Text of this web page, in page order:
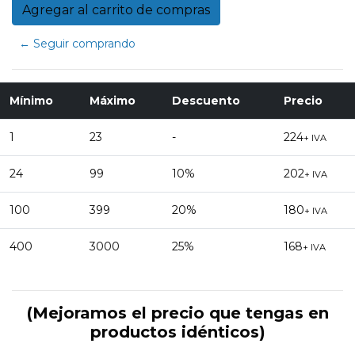
← Seguir comprando
Mínimo Máximo Descuento Precio
1 23 - 224+ IVA
24 99 10% 202+ IVA
100 399 20% 180+ IVA
400 3000 25% 168+ IVA
(Mejoramos el precio que tengas en
productos idénticos)